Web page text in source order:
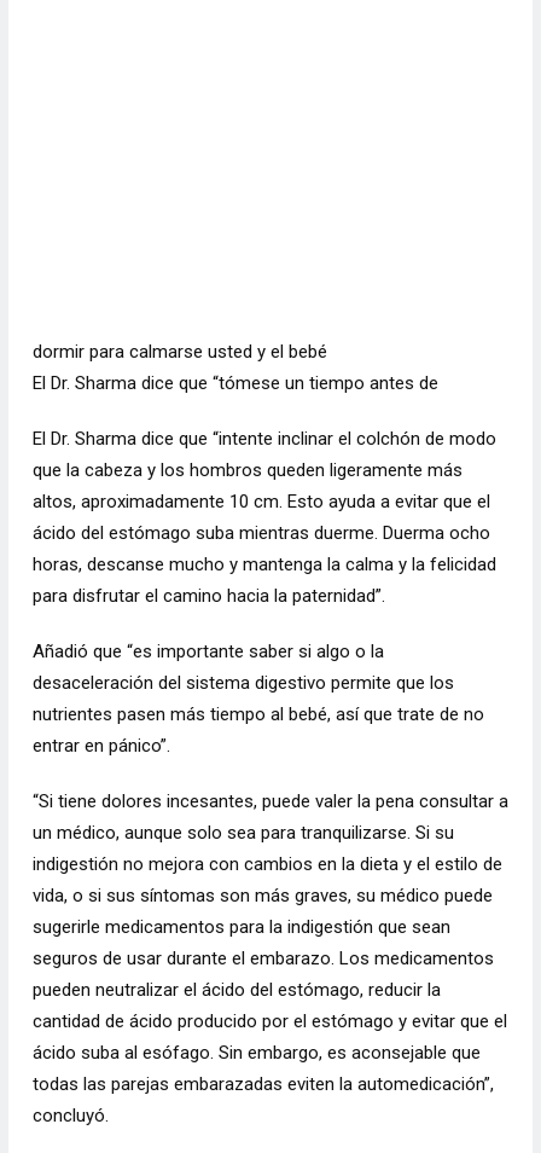
dormir para calmarse usted y el bebé
El Dr. Sharma dice que “tómese un tiempo antes de
El Dr. Sharma dice que “intente inclinar el colchón de modo
que la cabeza y los hombros queden ligeramente más
altos, aproximadamente 10 cm. Esto ayuda a evitar que el
ácido del estómago suba mientras duerme. Duerma ocho
horas, descanse mucho y mantenga la calma y la felicidad
para disfrutar el camino hacia la paternidad”.
Añadió que “es importante saber si algo o la
desaceleración del sistema digestivo permite que los
nutrientes pasen más tiempo al bebé, así que trate de no
entrar en pánico”.
“Si tiene dolores incesantes, puede valer la pena consultar a
un médico, aunque solo sea para tranquilizarse. Si su
indigestión no mejora con cambios en la dieta y el estilo de
vida, o si sus síntomas son más graves, su médico puede
sugerirle medicamentos para la indigestión que sean
seguros de usar durante el embarazo. Los medicamentos
pueden neutralizar el ácido del estómago, reducir la
cantidad de ácido producido por el estómago y evitar que el
ácido suba al esófago. Sin embargo, es aconsejable que
todas las parejas embarazadas eviten la automedicación”,
concluyó.